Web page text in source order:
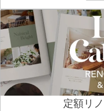
定額リ